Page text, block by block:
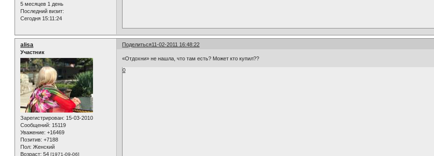
5 месяцев 1 день
Последний визит:
Сегодня 15:11:24
Поделиться11-02-2011 16:48:22
alisa
Участник
Зарегистрирован: 15-03-2010
Сообщений: 15119
Уважение: +16469
Позитив: +7188
Пол: Женский
Возраст: 54 [1971-09-06]
«Отдохни» не нашла, что там есть? Может кто купил??
0